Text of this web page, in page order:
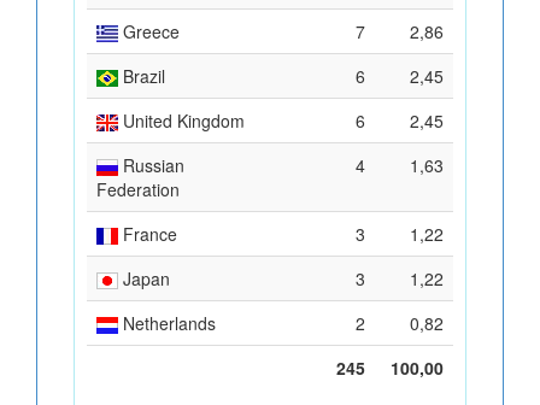
Greece
7
2,86
Brazil
6
2,45
United Kingdom
6
2,45
Russian
Federation
4 1,63
France 3
1,22
Japan
3
1,22
Netherlands
2
0,82
245
100,00